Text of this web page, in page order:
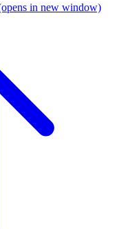
in new window)